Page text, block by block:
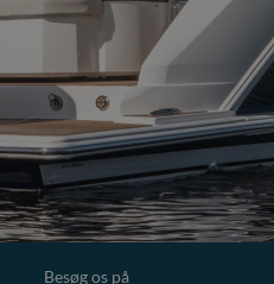
Besøg os på